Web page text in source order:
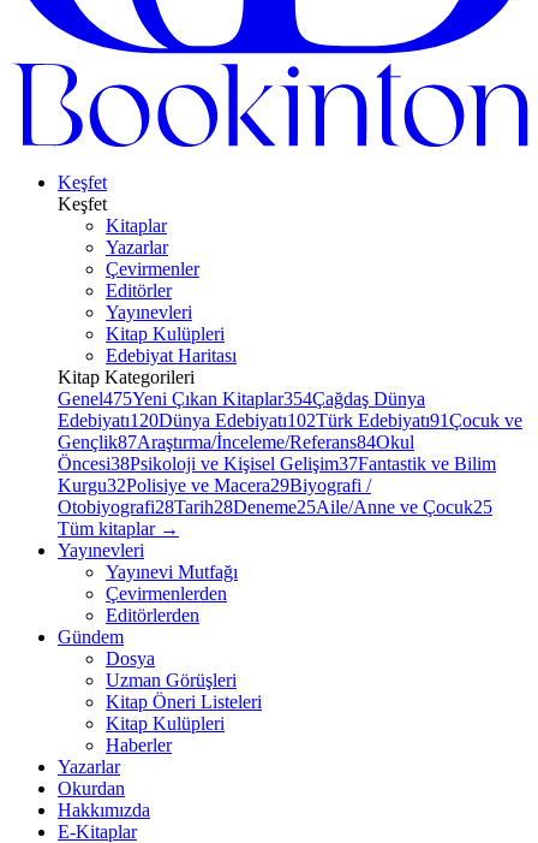
Keşfet
Keşfet
Kitaplar
Yazarlar
Çevirmenler
Editörler
Yayınevleri
Kitap Kulüpleri
Edebiyat Haritası
Kitap Kategorileri
Genel475Yeni Çıkan Kitaplar354Çağdaş Dünya
Edebiyatı120Dünya Edebiyatı102Türk Edebiyatı91Çocuk ve
Gençlik87Araştırma/İnceleme/Referans84Okul
Öncesi38Psikoloji ve Kişisel Gelişim37Fantastik ve Bilim
Kurgu32Polisiye ve Macera29Biyografi /
Otobiyografi28Tarih28Deneme25Aile/Anne ve Çocuk25
Tüm kitaplar →
Yayınevleri
Yayınevi Mutfağı
Çevirmenlerden
Editörlerden
Gündem
Dosya
Uzman Görüşleri
Kitap Öneri Listeleri
Kitap Kulüpleri
Haberler
Yazarlar
Okurdan
Hakkımızda
E-Kitaplar